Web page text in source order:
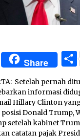
WhatsApp
Share
Setelah pernah
informasi
Hillary Clinton
Donald Trump,
setelah kabinet
catatan pajak